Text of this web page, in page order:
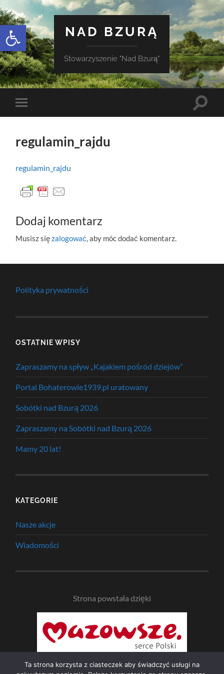
Otwórz pasek narzędzi
NAD BZURĄ
Stowarzyszenie "Nad Bzurą"
Toggle
mobile
Toggle
regulamin_rajdu
regulamin_rajdu
Dodaj komentarz
Musisz sięzalogować , aby móc dodać komentarz.
Polityka prywatności
OSTATNIE WPISY
Zapraszamy na spływ „Kajakiem pośród dziejów”
Portal Bohaterowie1939.pl uratowany
Sobótki nad Bzurą 2026
Zapraszamy na Sobótki nad Bzurą 2026
Mamy 20 lat!
KATEGORIE
Nasze akcje
Wiadomości
Strona powstała dzięki
Ta strona korzysta z ciasteczek aby świadczyć usługi na